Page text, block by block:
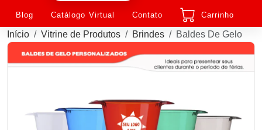
Blog Catálogo Virtual Contato Carrinho
Início Vitrine de Produtos Brindes Baldes De Gelo